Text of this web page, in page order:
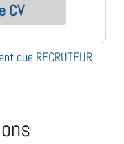
CV
que RECRUTEUR